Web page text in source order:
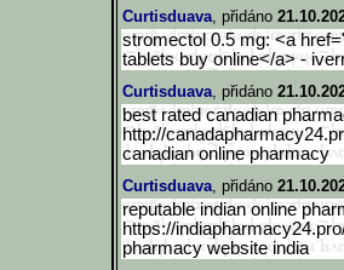
Curtisduava, přidáno
stromectol 0.5 mg: <a
tablets buy online</a> -
Curtisduava, přidáno
best rated canadian
http://
canadian online pharmacy
Curtisduava, přidáno
reputable indian online
https://
pharmacy website india